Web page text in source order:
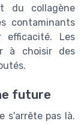
du collagène
contaminants
Les
à choisir des
future
s'arrête pas là.